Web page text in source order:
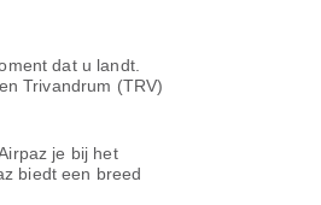
dat u landt.
Trivandrum (TRV)
je bij het
biedt een breed